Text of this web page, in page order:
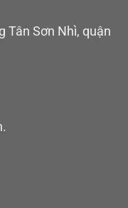
Tân Sơn Nhì, quận